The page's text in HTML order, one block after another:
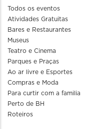
Todos os eventos
Atividades Gratuitas
Bares e Restaurantes
Museus
Teatro e Cinema
Parques e Praças
Ao ar livre e Esportes
Compras e Moda
Para curtir com a familia
Perto de BH
Roteiros